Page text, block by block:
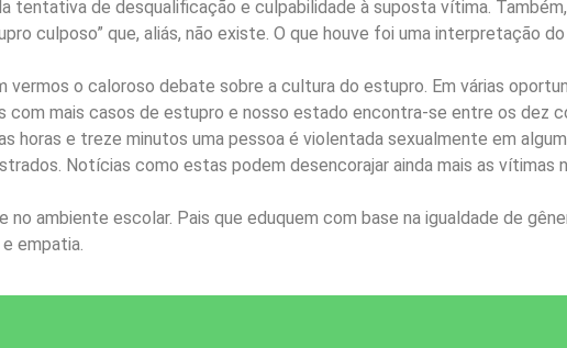
tentativa de desqualificação e culpabilidade à suposta vítima.
culposo” que, aliás, não existe. O que houve foi uma interpretação
o caloroso debate sobre a cultura do estupro. Em várias
mais casos de estupro e nosso estado encontra-se entre os dez
horas e treze minutos uma pessoa é violentada sexualmente em
Notícias como estas podem desencorajar ainda mais as vítimas
ambiente escolar. Pais que eduquem com base na igualdade de
empatia.